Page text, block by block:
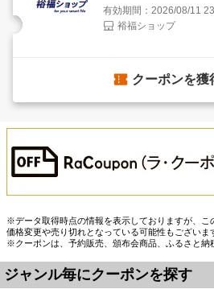
有効期間：2026/08/11
裕福ショップ
クーポンを獲
※データ取得時点の情報を表示しておりますが、こ
価格変更や売り切れとなっている可能性もございま
※クーポンは、予約販売、頒布会商品、ふるさと納
ジャンル毎にクーポンを探す